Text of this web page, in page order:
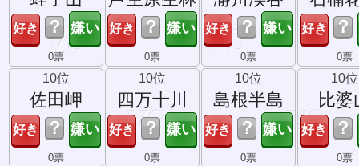
？
0票
？
0票
？
0票
？
0票
10位
佐田岬
？
0票
10位
四万十川
？
0票
10位
島根半島
？
0票
10位
比婆
？
0票